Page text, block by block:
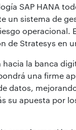
SAP HANA
un sistema de
operacional.
de Stratesys en
la banca
una firme
datos,
su apuesta por